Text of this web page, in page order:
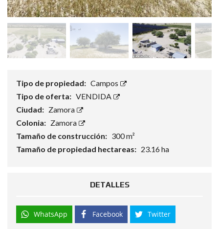
Tipo de propiedad: Campos
Tipo de oferta: VENDIDA
Ciudad: Zamora
Colonia: Zamora
Tamaño de construcción: 300 m²
Tamaño de propiedad hectareas: 23.16 ha
DETALLES
WhatsApp Facebook Twitter